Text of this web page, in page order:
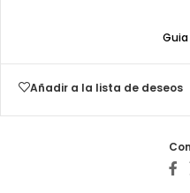
Añadir a la lista de deseos